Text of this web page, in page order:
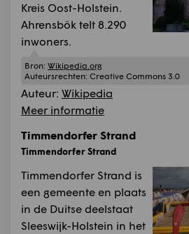
Kreis Oost-Holstein.
Ahrensbök telt 8.290
inwoners.
Bron: Wikipedia.org
Auteursrechten: Creative Commons 3.0
Auteur: Wikipedia
Meer informatie
Timmendorfer Strand
Timmendorfer Strand
Timmendorfer Strand is
een gemeente en plaats
in de Duitse deelstaat
Sleeswijk-Holstein in het